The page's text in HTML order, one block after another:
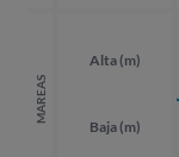
MAREAS
Alta (m)
Baja (m)
22:30